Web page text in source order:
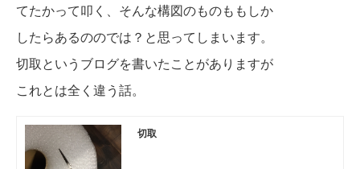
てたかって叩く、 そんな構図のものももしか
したらあるののでは？と思ってしまいます。
切取というブログを書いたことがありますが
これとは全く違う話。
切取